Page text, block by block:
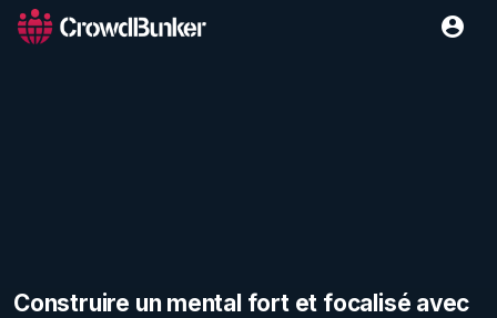
Construire un mental fort et focalisé avec